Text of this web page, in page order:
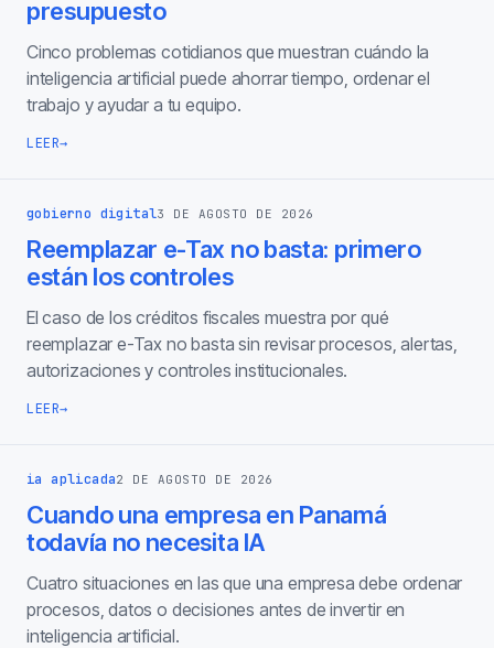
presupuesto
Cinco problemas cotidianos que muestran cuándo la
inteligencia artificial puede ahorrar tiempo, ordenar el
trabajo y ayudar a tu equipo.
LEER→
gobierno digital3 DE AGOSTO DE 2026
Reemplazar e-Tax no basta: primero
están los controles
El caso de los créditos fiscales muestra por qué
reemplazar e-Tax no basta sin revisar procesos, alertas,
autorizaciones y controles institucionales.
LEER→
ia aplicada2 DE AGOSTO DE 2026
Cuando una empresa en Panamá
todavía no necesita IA
Cuatro situaciones en las que una empresa debe ordenar
procesos, datos o decisiones antes de invertir en
inteligencia artificial.